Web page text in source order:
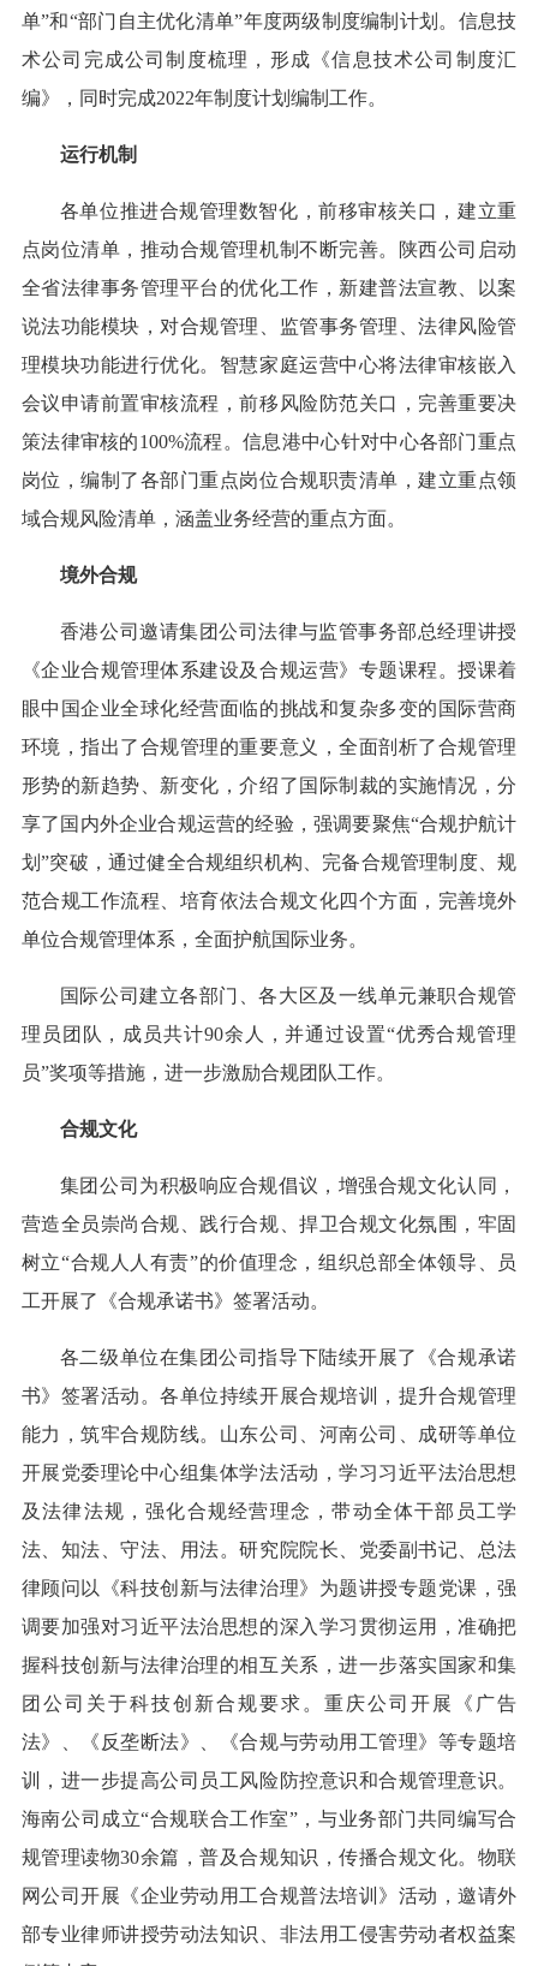
单”和“部门自主优化清单”年度两级制度编制计划。信息技
术公司完成公司制度梳理，形成《信息技术公司制度汇
编》，同时完成2022年制度计划编制工作。
运行机制
各单位推进合规管理数智化，前移审核关口，建立重
点岗位清单，推动合规管理机制不断完善。陕西公司启动
全省法律事务管理平台的优化工作，新建普法宣教、以案
说法功能模块，对合规管理、监管事务管理、法律风险管
理模块功能进行优化。智慧家庭运营中心将法律审核嵌入
会议申请前置审核流程，前移风险防范关口，完善重要决
策法律审核的100%流程。信息港中心针对中心各部门重点
岗位，编制了各部门重点岗位合规职责清单，建立重点领
域合规风险清单，涵盖业务经营的重点方面。
境外合规
香港公司邀请集团公司法律与监管事务部总经理讲授
《企业合规管理体系建设及合规运营》专题课程。授课着
眼中国企业全球化经营面临的挑战和复杂多变的国际营商
环境，指出了合规管理的重要意义，全面剖析了合规管理
形势的新趋势、新变化，介绍了国际制裁的实施情况，分
享了国内外企业合规运营的经验，强调要聚焦“合规护航计
划”突破，通过健全合规组织机构、完备合规管理制度、规
范合规工作流程、培育依法合规文化四个方面，完善境外
单位合规管理体系，全面护航国际业务。
国际公司建立各部门、各大区及一线单元兼职合规管
理员团队，成员共计90余人，并通过设置“优秀合规管理
员”奖项等措施，进一步激励合规团队工作。
合规文化
集团公司为积极响应合规倡议，增强合规文化认同，
营造全员崇尚合规、践行合规、捍卫合规文化氛围，牢固
树立“合规人人有责”的价值理念，组织总部全体领导、员
工开展了《合规承诺书》签署活动。
各二级单位在集团公司指导下陆续开展了《合规承诺
书》签署活动。各单位持续开展合规培训，提升合规管理
能力，筑牢合规防线。山东公司、河南公司、成研等单位
开展党委理论中心组集体学法活动，学习习近平法治思想
及法律法规，强化合规经营理念，带动全体干部员工学
法、知法、守法、用法。研究院院长、党委副书记、总法
律顾问以《科技创新与法律治理》为题讲授专题党课，强
调要加强对习近平法治思想的深入学习贯彻运用，准确把
握科技创新与法律治理的相互关系，进一步落实国家和集
团公司关于科技创新合规要求。重庆公司开展《广告
法》、《反垄断法》、《合规与劳动用工管理》等专题培
训，进一步提高公司员工风险防控意识和合规管理意识。
海南公司成立“合规联合工作室”，与业务部门共同编写合
规管理读物30余篇，普及合规知识，传播合规文化。物联
网公司开展《企业劳动用工合规普法培训》活动，邀请外
部专业律师讲授劳动法知识、非法用工侵害劳动者权益案